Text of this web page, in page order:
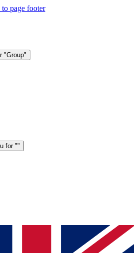
to page footer
"Group"
for ""